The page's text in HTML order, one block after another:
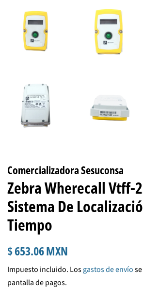
Comercializadora Sesuconsa
Zebra Wherecall Vtff-
Sistema De
Tiempo
Precio
$ 653.06 MXN
venta
Impuesto incluido. Losgastos de envío
pantalla de pagos.